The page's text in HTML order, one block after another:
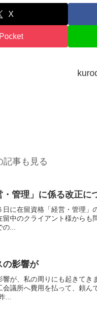
X
Pocket
記事も見る
管理」に係る改正に
日に在留資格「経営・管理
留中のクライアント様から
の...
の影響が
響が、私の周りにも起きて
会議所へ費用を払って、頼
...